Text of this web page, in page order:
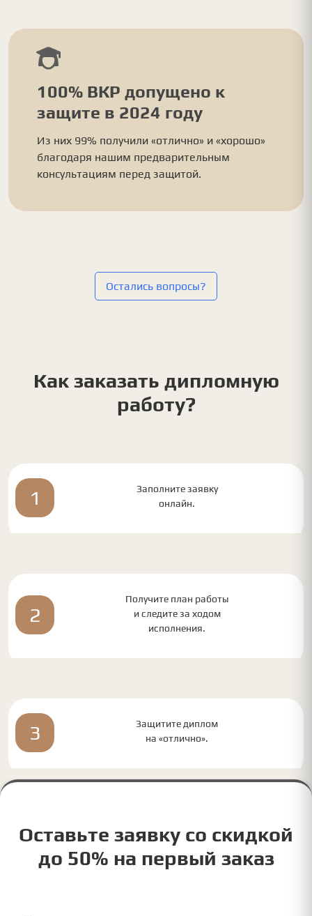
100% ВКР допущено к
защите в 2024 году
Из них 99% получили «отлично» и «хорошо»
благодаря нашим предварительным
консультациям перед защитой.
Остались вопросы?
Как заказать дипломную
работу?
1
Заполните заявку
онлайн.
2
Получите план работы
и следите за ходом
исполнения.
3
Защитите диплом
на «отлично».
Оставьте заявку со скидкой
до 50% на первый заказ